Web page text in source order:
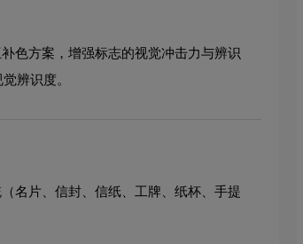
色方案，增强标志的视觉冲击力与辨识
辨识度。
名片、信封、信纸、工牌、纸杯、手提